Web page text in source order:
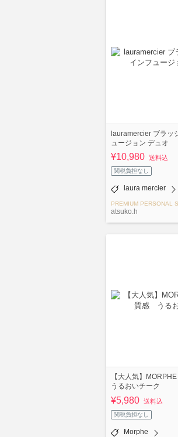
lauramercier ブラッ
ュージョン デュオ
¥10,980 送料込
関税負担なし
laura mercier
PREMIUM PERSONAL
atsuko.h
【大人気】
うるおいチーク
¥5,980 送料込
関税負担なし
Morphe